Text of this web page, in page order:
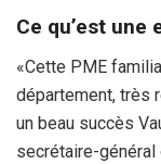
Ce qu’est une
«Cette PME
département, très
un beau succès
secrétaire-général